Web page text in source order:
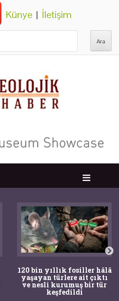
Künye | İletişim
120 bin yıllık fosiller hâlâ
yaşayan türlere ait çıktı
ve nesli kurumuş bir tür
keşfedildi